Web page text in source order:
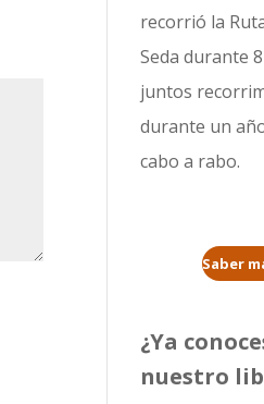
recorrió la
Seda durante
juntos
durante un
cabo a rabo.
Saber
¿Ya
nuestro